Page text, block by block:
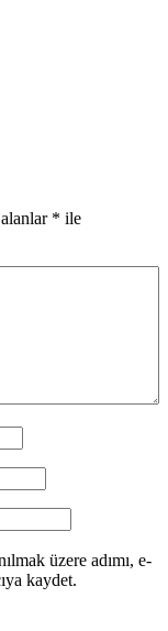
* ile
üzere adımı, e-
kaydet.